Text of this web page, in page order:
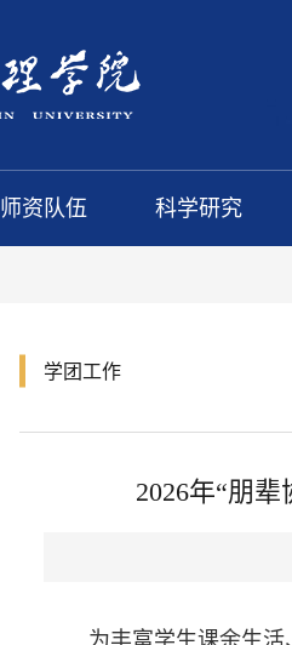
师资队伍 科学研究
学团工作
2026年“朋
为丰富学生课余生